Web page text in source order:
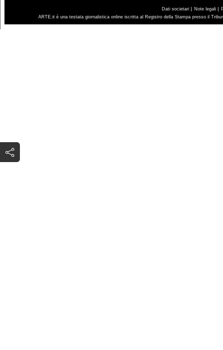
Dati societari | Note legali |
ARTE.it è una testata giornalistica online iscritta al Registro della Stampa presso il